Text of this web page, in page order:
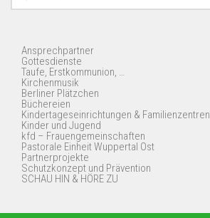
nach:
Ansprechpartner
Gottesdienste
Taufe, Erstkommunion, …
Kirchenmusik
Berliner Plätzchen
Büchereien
Kindertageseinrichtungen & Familienzentren
Kinder und Jugend
kfd – Frauengemeinschaften
Pastorale Einheit Wuppertal Ost
Partnerprojekte
Schutzkonzept und Prävention
SCHAU HIN & HÖRE ZU